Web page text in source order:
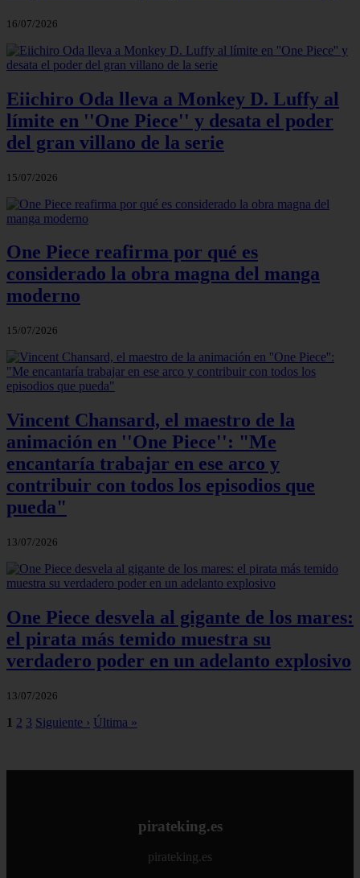
16/07/2026
Eiichiro Oda lleva a Monkey D. Luffy al
límite en ''One Piece'' y desata el poder
del gran villano de la serie
15/07/2026
One Piece reafirma por qué es
considerado la obra magna del manga
moderno
15/07/2026
Vincent Chansard, el maestro de la
animación en ''One Piece'': "Me
encantaría trabajar en ese arco y
contribuir con todos los episodios que
pueda"
13/07/2026
One Piece desvela al gigante de los mares:
el pirata más temido muestra su
verdadero poder en un adelanto explosivo
13/07/2026
1 2 3 Siguiente › Última »
pirateking.es
pirateking.es